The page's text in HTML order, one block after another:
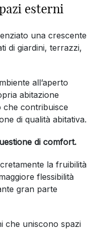
esterni
una crescente
di giardini, terrazzi,
all’aperto
abitazione
che contribuisce
di qualità abitativa.
di comfort.
la fruibilità
flessibilità
gran parte
che uniscono spazi